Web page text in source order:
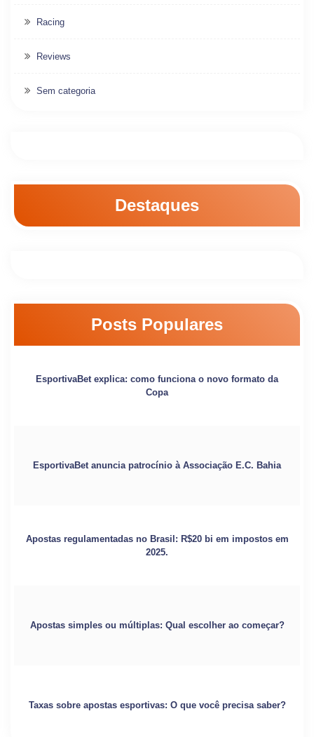
Racing
Reviews
Sem categoria
Destaques
Posts Populares
EsportivaBet explica: como funciona o novo formato da
Copa
EsportivaBet anuncia patrocínio à Associação E.C. Bahia
Apostas regulamentadas no Brasil: R$20 bi em impostos em
2025.
Apostas simples ou múltiplas: Qual escolher ao começar?
Taxas sobre apostas esportivas: O que você precisa saber?